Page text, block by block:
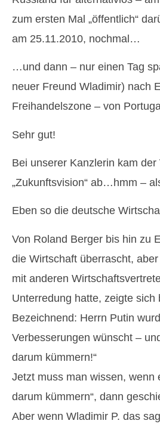
zum ersten Mal „öffentlich“
am 25.11.2010, nochmal…
…und dann – nur einen Tag
neuer Freund Wladimir) nach
Freihandelszone – von
Sehr gut!
Bei unserer Kanzlerin kam
„Zukunftsvision“ ab…hmm –
Eben so die deutsche
Von Roland Berger bis hin zu
die Wirtschaft überrascht,
mit anderen
Unterredung hatte, zeigte sich
Bezeichnend: Herrn Putin
Verbesserungen wünscht –
darum kümmern!“
Jetzt muss man wissen, wenn
darum kümmern“, dann
Aber wenn Wladimir P. das